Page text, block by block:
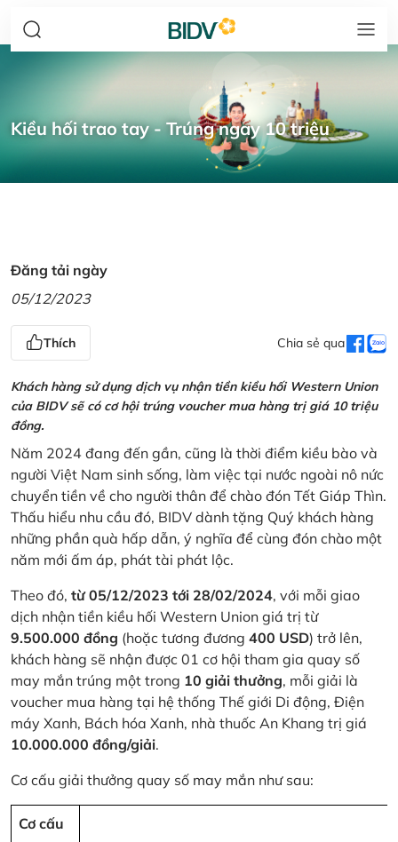
Kiều hối trao tay - Trúng ngay 10 triệu
Đăng tải ngày
05/12/2023
Thích Chia sẻ qua
Khách hàng sử dụng dịch vụ nhận tiền kiều hối Western Union
của BIDV sẽ có cơ hội trúng voucher mua hàng trị giá 10 triệu
đồng.
Năm 2024 đang đến gần, cũng là thời điểm kiều bào và
người Việt Nam sinh sống, làm việc tại nước ngoài nô nức
chuyển tiền về cho người thân để chào đón Tết Giáp Thìn.
Thấu hiểu nhu cầu đó, BIDV dành tặng Quý khách hàng
những phần quà hấp dẫn, ý nghĩa để cùng đón chào một
năm mới ấm áp, phát tài phát lộc.
Theo đó, từ 05/12/2023 tới 28/02/2024, với mỗi giao
dịch nhận tiền kiều hối Western Union giá trị từ
9.500.000 đồng (hoặc tương đương 400 USD) trở lên,
khách hàng sẽ nhận được 01 cơ hội tham gia quay số
may mắn trúng một trong 10 giải thưởng, mỗi giải là
voucher mua hàng tại hệ thống Thế giới Di động, Điện
máy Xanh, Bách hóa Xanh, nhà thuốc An Khang trị giá
10.000.000 đồng/giải.
Cơ cấu giải thưởng quay số may mắn như sau:
Cơ cấu